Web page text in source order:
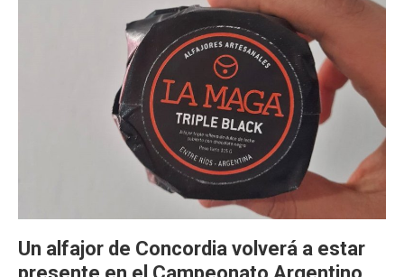
Un alfajor de Concordia volverá a estar